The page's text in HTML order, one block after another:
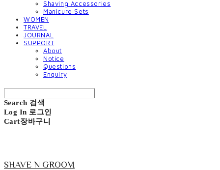
Shaving Accessories
Manicure Sets
WOMEN
TRAVEL
JOURNAL
SUPPORT
About
Notice
Questions
Enquiry
Search 검색
Log In 로그인
Cart장바구니
SHAVE N GROOM